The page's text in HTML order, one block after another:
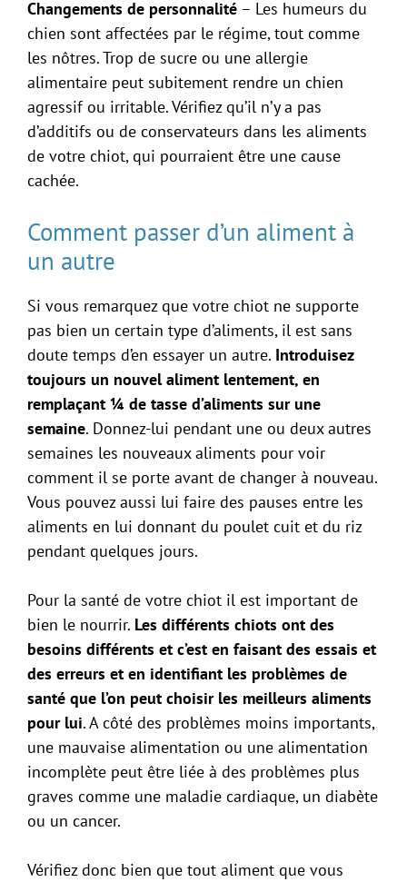
Changements de personnalité – Les humeurs du
chien sont affectées par le régime, tout comme
les nôtres. Trop de sucre ou une allergie
alimentaire peut subitement rendre un chien
agressif ou irritable. Vérifiez qu’il n’y a pas
d’additifs ou de conservateurs dans les aliments
de votre chiot, qui pourraient être une cause
cachée.
Comment passer d’un aliment à
un autre
Si vous remarquez que votre chiot ne supporte
pas bien un certain type d’aliments, il est sans
doute temps d’en essayer un autre. Introduisez
toujours un nouvel aliment lentement, en
remplaçant ¼ de tasse d’aliments sur une
semaine. Donnez-lui pendant une ou deux autres
semaines les nouveaux aliments pour voir
comment il se porte avant de changer à nouveau.
Vous pouvez aussi lui faire des pauses entre les
aliments en lui donnant du poulet cuit et du riz
pendant quelques jours.
Pour la santé de votre chiot il est important de
bien le nourrir. Les différents chiots ont des
besoins différents et c’est en faisant des essais et
des erreurs et en identifiant les problèmes de
santé que l’on peut choisir les meilleurs aliments
pour lui. A côté des problèmes moins importants,
une mauvaise alimentation ou une alimentation
incomplète peut être liée à des problèmes plus
graves comme une maladie cardiaque, un diabète
ou un cancer.
Vérifiez donc bien que tout aliment que vous